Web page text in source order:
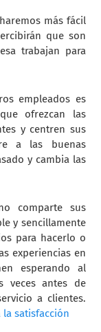
más fácil
que son
trabajan para
empleados es
ofrezcan las
y centren sus
a las buenas
y cambia las
comparte sus
y sencillamente
para hacerlo o
experiencias en
esperando al
veces antes de
a clientes.
la satisfacción